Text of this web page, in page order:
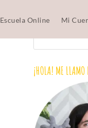
Escuela Online Mi
¡HOLA! ME